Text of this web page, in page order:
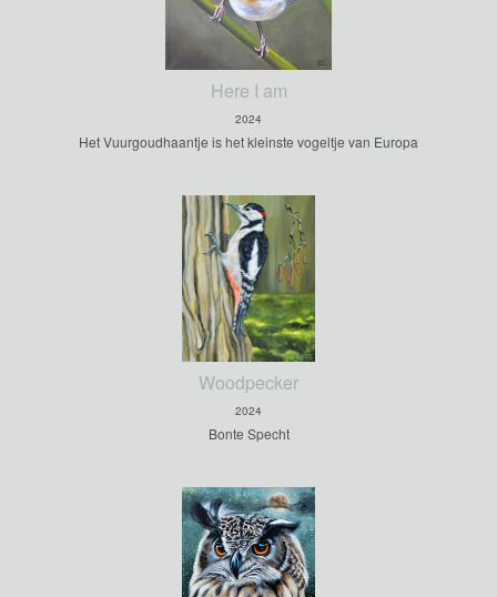
Here I am
2024
Het Vuurgoudhaantje is het kleinste vogeltje van Europa
Woodpecker
2024
Bonte Specht